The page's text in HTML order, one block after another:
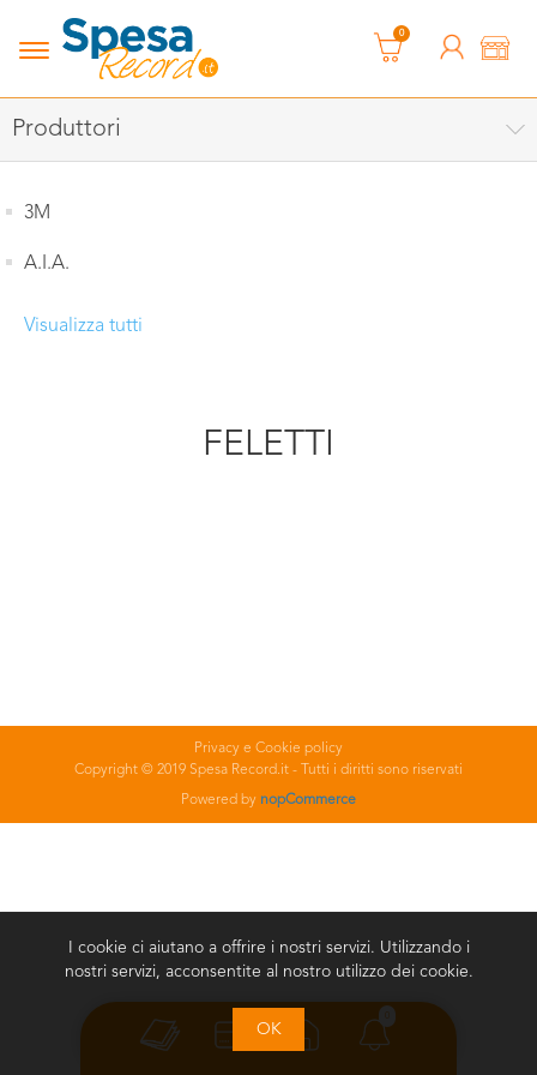
0
Produttori
3M
A.I.A.
Visualizza tutti
FELETTI
Privacy e Cookie policy
Copyright © 2019 Spesa Record.it - Tutti i diritti sono riservati
Powered by nopCommerce
I cookie ci aiutano a offrire i nostri servizi. Utilizzando i
nostri servizi, acconsentite al nostro utilizzo dei cookie.
OK